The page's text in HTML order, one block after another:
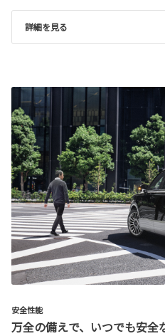
詳細を見る
安全性能
万全の備えで、いつでも安全